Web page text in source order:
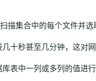
集合中的每个文件并选
十秒甚至几分钟，这对网
表中一列或多列的值进行